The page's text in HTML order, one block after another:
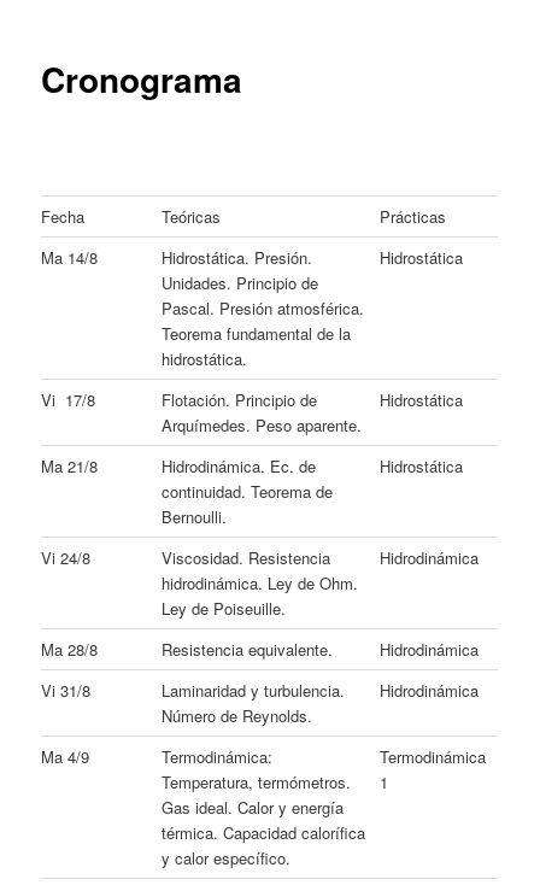
Cronograma
Fecha Teóricas
Prácticas
Ma 14/8
Hidrostática. Presión.
Unidades. Principio de
Pascal. Presión atmosférica.
Teorema fundamental de la
hidrostática.
Hidrostática
Vi 17/8
Flotación. Principio de
Arquímedes. Peso aparente.
Hidrostática
Ma 21/8
Hidrodinámica. Ec. de
continuidad. Teorema de
Bernoulli.
Hidrostática
Vi 24/8
Viscosidad. Resistencia
hidrodinámica. Ley de Ohm.
Ley de Poiseuille.
Hidrodinámica
Ma 28/8 Resistencia equivalente.
Hidrodinámica
Vi 31/8
Laminaridad y turbulencia.
Número de Reynolds.
Hidrodinámica
Ma 4/9
Termodinámica:
Temperatura, termómetros.
Gas ideal. Calor y energía
térmica. Capacidad calorífica
y calor específico.
Termodinámica
1